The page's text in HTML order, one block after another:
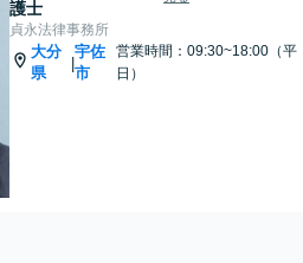
護士
貞永法律事務所
大分
県
|
宇佐
市
営業時間：09:30~18:00（平
日）